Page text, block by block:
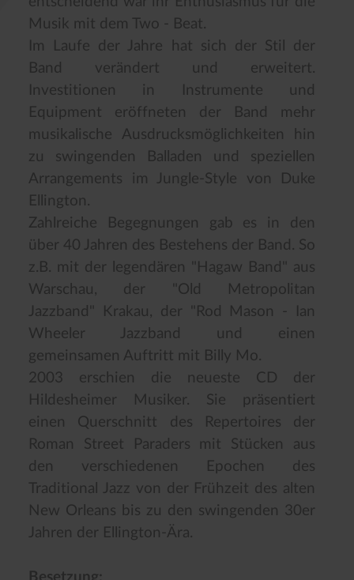
Musik mit dem Two - Beat.
Im Laufe der Jahre hat sich der Stil der
Band verändert und erweitert.
Investitionen in Instrumente und
Equipment eröffneten der Band mehr
musikalische Ausdrucksmöglichkeiten hin
zu swingenden Balladen und speziellen
Arrangements im Jungle-Style von Duke
Ellington.
Zahlreiche Begegnungen gab es in den
über 40 Jahren des Bestehens der Band. So
z.B. mit der legendären "Hagaw Band" aus
Warschau, der "Old Metropolitan
Jazzband" Krakau, der "Rod Mason - Ian
Wheeler Jazzband und einen
gemeinsamen Auftritt mit Billy Mo.
2003 erschien die neueste CD der
Hildesheimer Musiker. Sie präsentiert
einen Querschnitt des Repertoires der
Roman Street Paraders mit Stücken aus
den verschiedenen Epochen des
Traditional Jazz von der Frühzeit des alten
New Orleans bis zu den swingenden 30er
Jahren der Ellington-Ära.